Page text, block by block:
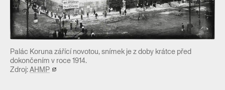
Palác Koruna zářící novotou, snímek je z doby krátce před
dokončením v roce 1914.
Zdroj:AHMP